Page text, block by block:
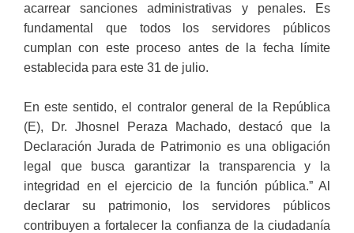
acarrear sanciones administrativas y penales. Es
fundamental que todos los servidores públicos
cumplan con este proceso antes de la fecha límite
establecida para este 31 de julio.
En este sentido, el contralor general de la República
(E), Dr. Jhosnel Peraza Machado, destacó que la
Declaración Jurada de Patrimonio es una obligación
legal que busca garantizar la transparencia y la
integridad en el ejercicio de la función pública.” Al
declarar su patrimonio, los servidores públicos
contribuyen a fortalecer la confianza de la ciudadanía